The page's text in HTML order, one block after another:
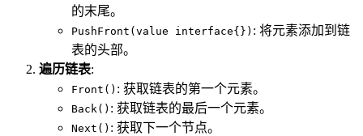
的末尾。
PushFront(value interface{}) : 将元素添加到链
表的头部。
遍历链表:
Front() : 获取链表的第一个元素。
Back() : 获取链表的最后一个元素。
Next() : 获取下一个节点。